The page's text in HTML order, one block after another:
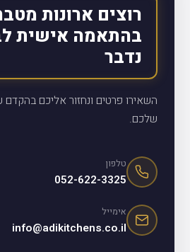
רוצים ארונות
בהתאמה אישית
נדבר
השאירו פרטים ונחזור אליכם בהקדם
שלכם.
טלפון
052-622-3325
אימייל
info@adikitchens.co.il